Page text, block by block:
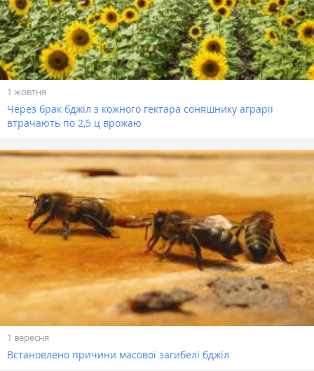
1 жовтня
Через брак бджіл з кожного гектара соняшнику аграрії
втрачають по 2,5 ц врожаю
1 вересня
Встановлено причини масової загибелі бджіл